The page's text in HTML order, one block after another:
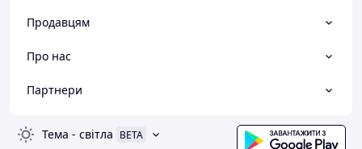
Продавцям
Про нас
Партнери
Тема - світла BETA